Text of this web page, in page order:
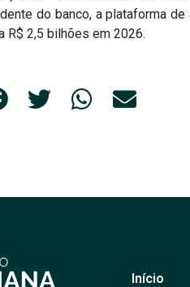
do banco, a plataforma
R$ 2,5 bilhões em 2026.
Início